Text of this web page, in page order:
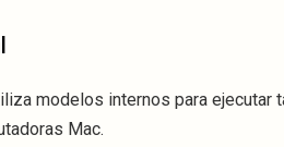
modelos internos para ejecutar
Mac.